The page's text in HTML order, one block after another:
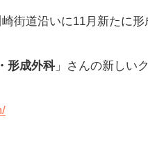
街道沿いに11月新たに
形成外科」さんの新しい